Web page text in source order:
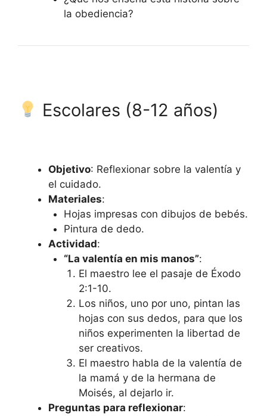
la obediencia?
Escolares (8-12 años)
Objetivo: Reflexionar sobre la valentía y
el cuidado.
Materiales:
Hojas impresas con dibujos de bebés.
Pintura de dedo.
Actividad:
“La valentía en mis manos”:
El maestro lee el pasaje de Éxodo
2:1-10.
Los niños, uno por uno, pintan las
hojas con sus dedos, para que los
niños experimenten la libertad de
ser creativos.
El maestro habla de la valentía de
la mamá y de la hermana de
Moisés, al dejarlo ir.
Preguntas para reflexionar: